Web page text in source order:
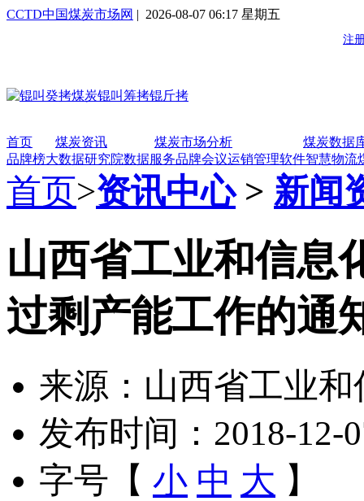
CCTD中国煤炭市场网 | 2026-08-07 06:17 星期五
首页 煤炭资讯 煤炭市场分析
煤炭数据
品牌榜大数据研究院数据服务品牌会议运销管理软件智慧物流
首页>资讯中心> 新闻
山西省工业和信息
过剩产能工作的通
来源：山西省工业和
发布时间：2018-12-
字号【 小 中 大 】